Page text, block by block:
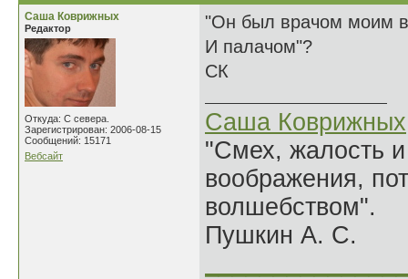
Саша Коврижных
Редактор
Откуда: С севера.
Зарегистрирован: 2006-08-15
Сообщений: 15171
Вебсайт
"Он был врачом моим
И палачом"?
СК
Саша Коврижных
"Смех, жалость
воображения,
волшебством".
Пушкин А. С.